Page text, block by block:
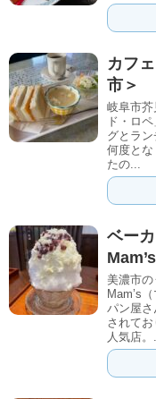
カフ
市＞
岐阜市芥
ド・ロ
グとラ
何度と
たの...
ベー
美濃市
Mam’s
パン屋
されて
人気店。